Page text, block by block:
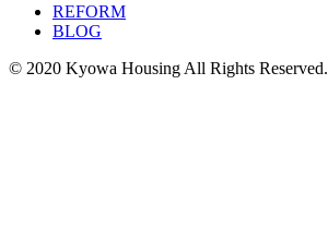
REFORM
BLOG
© 2020 Kyowa Housing All Rights Reserved.